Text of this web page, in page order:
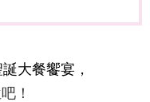
大餐饗宴，
！